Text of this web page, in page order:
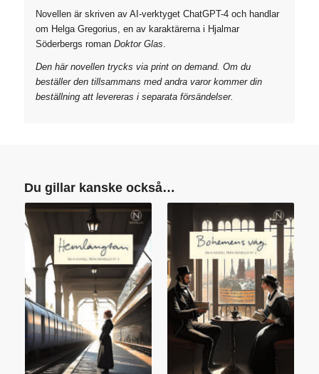
Novellen är skriven av AI-verktyget ChatGPT-4 och handlar
om Helga Gregorius, en av karaktärerna i Hjalmar
Söderbergs roman Doktor Glas.
Den här novellen trycks via print on demand. Om du
beställer den tillsammans med andra varor kommer din
beställning att levereras i separata försändelser.
Du gillar kanske också…